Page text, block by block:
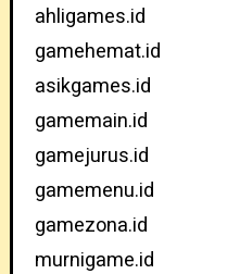
ahligames.id
gamehemat.id
asikgames.id
gamemain.id
gamejurus.id
gamemenu.id
gamezona.id
murnigame.id